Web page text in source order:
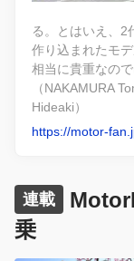
る。とはいえ、2
作り込まれたモ
相当に貴重なの
（NAKAMURA
Hideaki）
https://motor-
連載
乗